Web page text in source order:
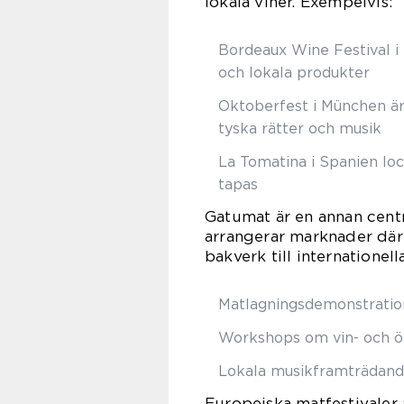
Bordeaux Wine Festival
och lokala produkter
Oktoberfest i München
tyska rätter och musik
La Tomatina i Spanien
tapas
Gatumat är en annan
arrangerar marknader
bakverk till
Workshops om vin- och
Lokala